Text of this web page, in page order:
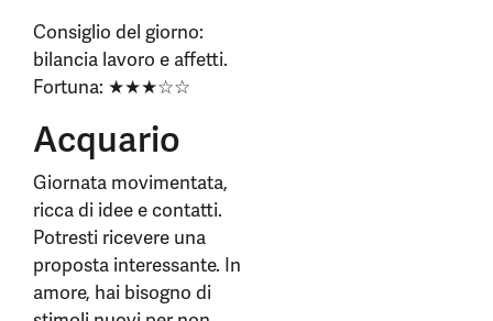
Consiglio del giorno:
bilancia lavoro e affetti.
Fortuna: ★★★☆☆
Acquario
Giornata movimentata,
ricca di idee e contatti.
Potresti ricevere una
proposta interessante. In
amore, hai bisogno di